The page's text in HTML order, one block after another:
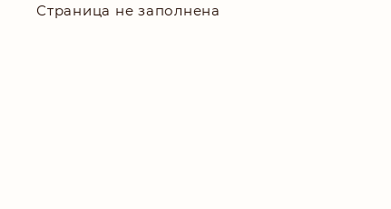
Страница не заполнена